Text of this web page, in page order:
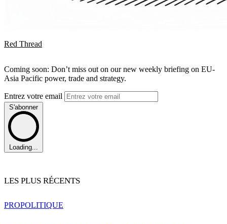
Red Thread
Coming soon: Don’t miss out on our new weekly briefing on EU-
Asia Pacific power, trade and strategy.
Entrez votre email
S'abonner
Loading...
LES PLUS RÉCENTS
PROPOLITIQUE